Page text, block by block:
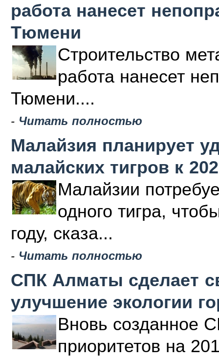
работа нанесет
Тюмени
Строительство
работа нанесет
Тюмени....
- Читать полностью
Малайзия планирует
малайских тигров к
Малайзии
одного тигра,
году, сказа...
- Читать полностью
СПК Алматы сделает
улучшение экологии
Вновь созданное
приоритетов на